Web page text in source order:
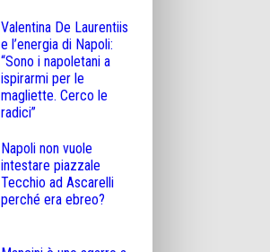
Valentina De Laurentiis
e l’energia di Napoli:
“Sono i napoletani a
ispirarmi per le
magliette. Cerco le
radici”
Napoli non vuole
intestare piazzale
Tecchio ad Ascarelli
perché era ebreo?